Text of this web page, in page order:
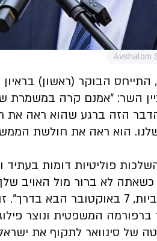
בדבריו ציין השר: "אמנם קרה
הדבר הזה ברגע שהוא ראה
הוא ראה את חולשת
פוליטיות דומות בעתיד
כשאתה לא ברור מול האויב
דומה שנשענת על המפלגות הערביות, 7
המשפטית ונוצר
של סינוואר לתקוף את